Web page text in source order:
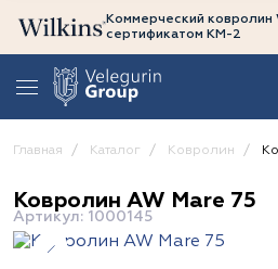
Коммерческий ковролин
сертификатом КМ-2
Главная Каталог Ковролин
Ковролин AW Mare 75
Артикул: 1000145